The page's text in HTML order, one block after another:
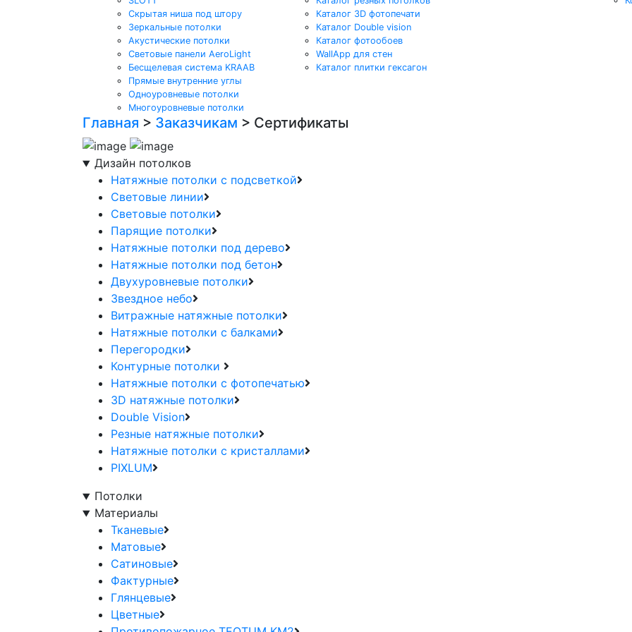
Скрытая ниша под штору
Зеркальные потолки
Акустические потолки
Световые панели AeroLight
Бесщелевая система KRAAB
Прямые внутренние углы
Одноуровневые потолки
Многоуровневые потолки
Каталог 3D фотопечати
Каталог Double vision
Каталог фотообоев
WallApp для стен
Каталог плитки гексагон
Главная > Заказчикам > Сертификаты
Дизайн потолков
Натяжные потолки с подсветкой
Световые линии
Световые потолки
Парящие потолки
Натяжные потолки под дерево
Натяжные потолки под бетон
Двухуровневые потолки
Звездное небо
Витражные натяжные потолки
Натяжные потолки с балками
Перегородки
Контурные потолки
Натяжные потолки с фотопечатью
3D натяжные потолки
Double Vision
Резные натяжные потолки
Натяжные потолки с кристаллами
PIXLUM
Потолки
Материалы
Тканевые
Матовые
Сатиновые
Фактурные
Глянцевые
Цветные